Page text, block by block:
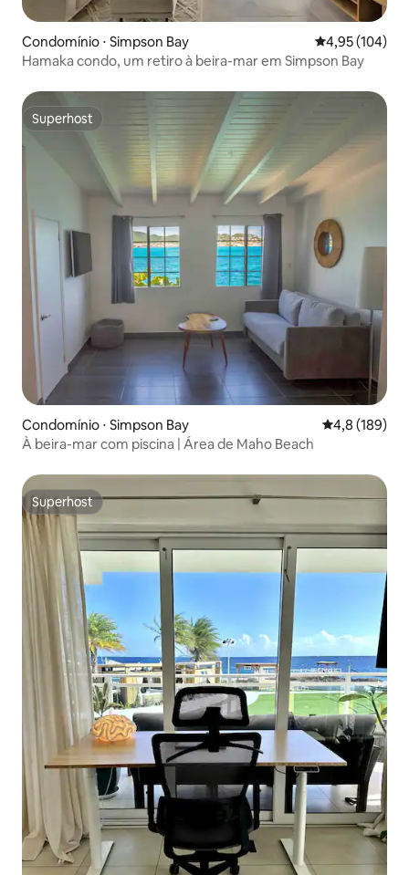
Condomínio ⋅ Simpson Bay 4,95 de uma
4,95 (104)
Hamaka condo, um retiro à beira-mar em Simpson Bay
Superhost
Superhost
Condomínio ⋅ Simpson Bay 4,8 de uma
4,8 (189)
À beira-mar com piscina | Área de Maho Beach
Superhost
Superhost